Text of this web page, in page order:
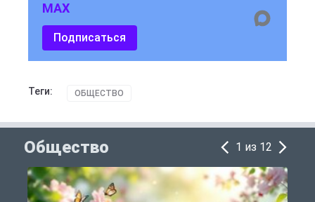
MAX
Подписаться
Теги: ОБЩЕСТВО
Общество 1 из 12